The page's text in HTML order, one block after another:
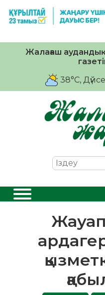
Жалағаш
38°C,